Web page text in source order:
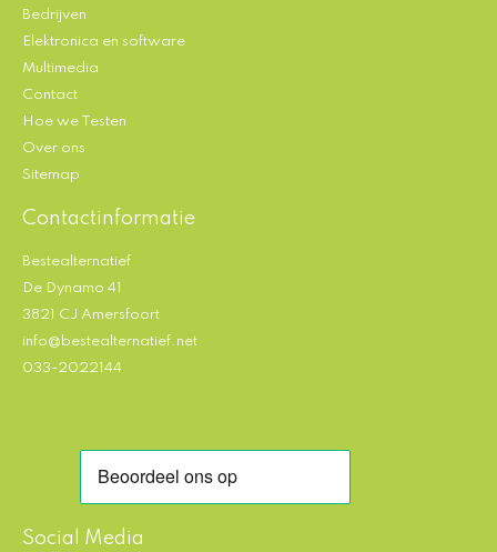
Bedrijven
Elektronica en software
Multimedia
Contact
Hoe we Testen
Over ons
Sitemap
Contactinformatie
Bestealternatief
De Dynamo 41
3821 CJ Amersfoort
info@bestealternatief.net
033-2022144
Social Media